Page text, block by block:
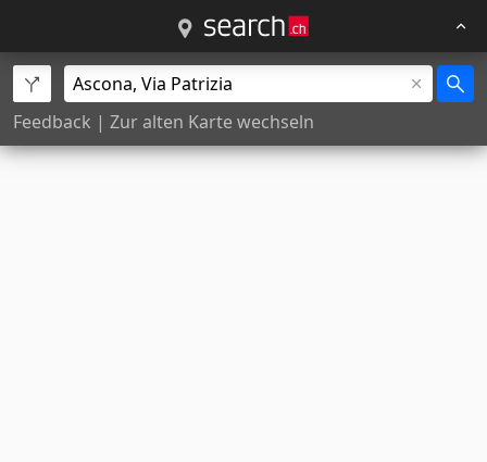
Feedback | Zur alten Karte wechseln